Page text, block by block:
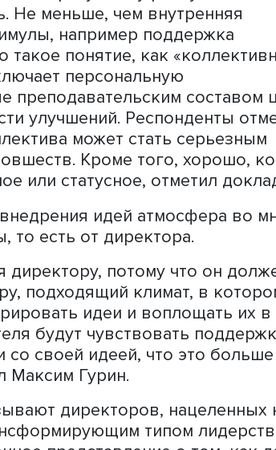
понятие
на местах, внутри или
таких инноваций
точки зрения воплощения
установили, что
деятельность и
от его нацеленности
к разумному риску
Не меньше, чем
стимулы, например
такое понятие, как
включает персональную
преподавательским
улучшений.
коллектива может стать
новшеств. Кроме того,
или статусное,